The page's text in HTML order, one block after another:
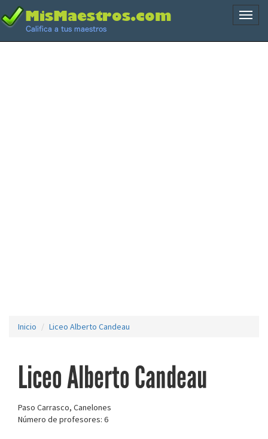
Inicio Liceo Alberto Candeau
Liceo Alberto Candeau
Paso Carrasco, Canelones
Número de profesores: 6